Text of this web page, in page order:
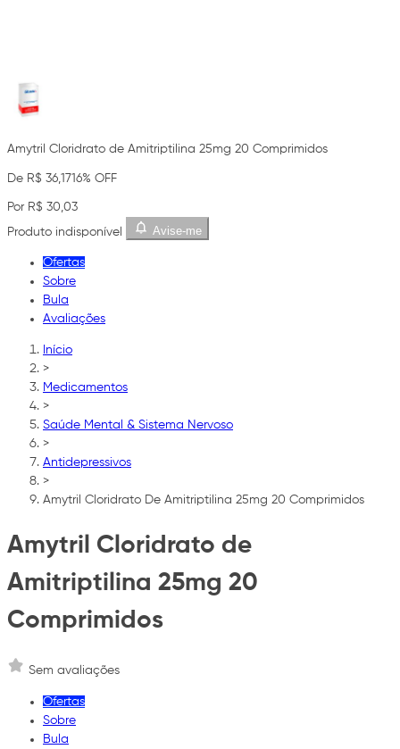
Amytril Cloridrato de Amitriptilina 25mg 20 Comprimidos
De R$ 36,1716% OFF
Por R$ 30,03
Produto indisponível
Avise-me
Ofertas
Sobre
Bula
Avaliações
Início
>
Medicamentos
>
Saúde Mental & Sistema Nervoso
>
Antidepressivos
>
Amytril Cloridrato De Amitriptilina 25mg 20 Comprimidos
Amytril Cloridrato de
Amitriptilina 25mg 20
Comprimidos
Sem avaliações
Ofertas
Sobre
Bula